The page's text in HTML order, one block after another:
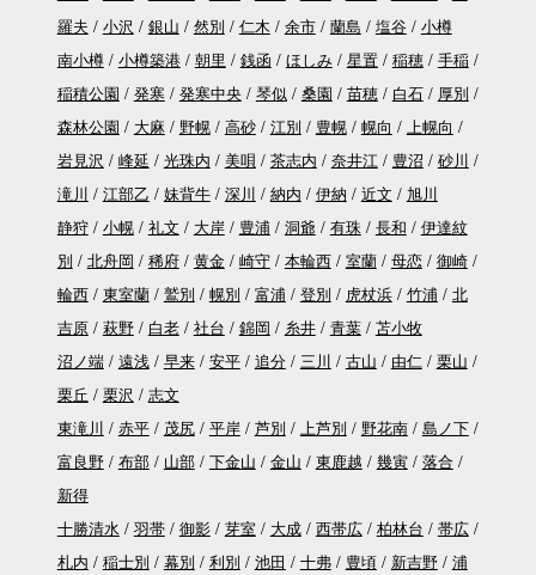
羅夫
小沢 銀山 然別 仁木 余市 蘭島 塩谷
小樽
南小樽
小樽築港 朝里 銭函 ほしみ 星置 稲穂
手稲
稲積公園
発寒 発寒中央 琴似 桑園 苗穂 白石
厚別
森林公園
大麻 野幌 高砂 江別 豊幌 幌向
上幌向
岩見沢
峰延 光珠内 美唄 茶志内 奈井江 豊沼
砂川
滝川
江部乙 妹背牛 深川 納内 伊納 近文
旭川
静狩
小幌 礼文 大岸 豊浦 洞爺 有珠 長和
伊達紋
別
北舟岡 稀府 黄金 崎守 本輪西 室蘭 母恋
御崎
輪西
東室蘭 鷲別 幌別 富浦 登別 虎杖浜 竹浦
北
吉原
萩野 白老 社台 錦岡 糸井 青葉
苫小牧
沼ノ端
遠浅 早来 安平 追分 三川 古山 由仁
栗山
栗丘
栗沢
志文
東滝川
赤平 茂尻 平岸 芦別 上芦別 野花南
島ノ下
富良野
布部 山部 下金山 金山 東鹿越 幾寅
落合
新得
十勝清水
羽帯 御影 芽室 大成 西帯広 柏林台
帯広
札内
稲士別 幕別 利別 池田 十弗 豊頃 新吉野
浦